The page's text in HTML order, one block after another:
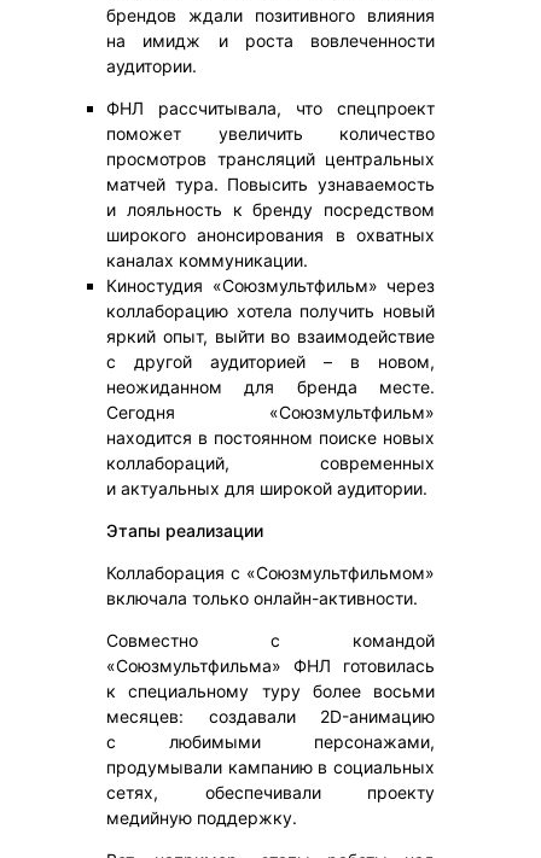
брендов ждали позитивного влияния
на имидж и роста вовлеченности
аудитории.
ФНЛ рассчитывала, что спецпроект
поможет увеличить количество
просмотров трансляций центральных
матчей тура. Повысить узнаваемость
и лояльность к бренду посредством
широкого анонсирования в охватных
каналах коммуникации.
Киностудия «Союзмультфильм» через
коллаборацию хотела получить новый
яркий опыт, выйти во взаимодействие
с другой аудиторией – в новом,
неожиданном для бренда месте.
Сегодня «Союзмультфильм»
находится в постоянном поиске новых
коллабораций, современных
и актуальных для широкой аудитории.
Этапы реализации
Коллаборация с «Союзмультфильмом»
включала только онлайн-активности.
Совместно с командой
«Союзмультфильма» ФНЛ готовилась
к специальному туру более восьми
месяцев: создавали 2D-анимацию
с любимыми персонажами,
продумывали кампанию в социальных
сетях, обеспечивали проекту
медийную поддержку.